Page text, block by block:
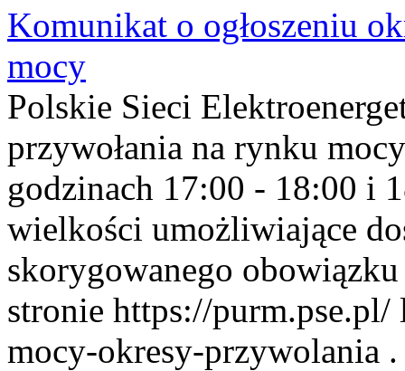
Komunikat o ogłoszeniu
mocy
Polskie Sieci
przywołania na rynku
godzinach 17:00 - 18:00 i
wielkości umożliwiające
skorygowanego
stronie https://
mocy-okresy-przywolania